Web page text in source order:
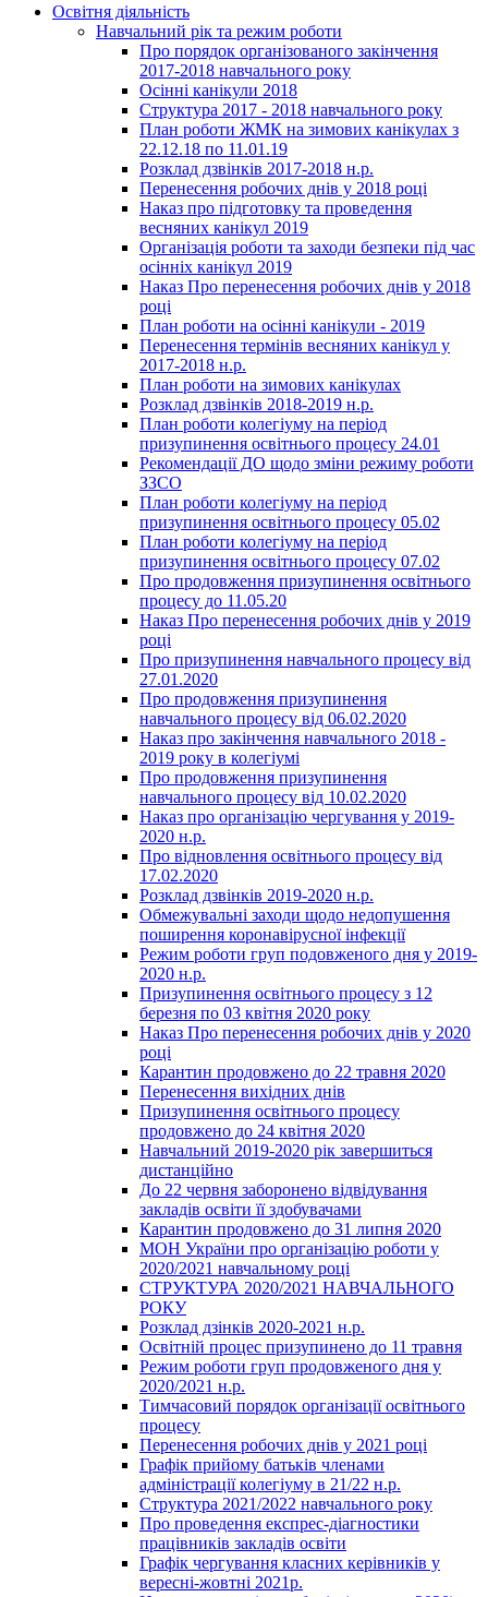
Освітня діяльність
Навчальний рік та режим роботи
Про порядок організованого закінчення
2017-2018 навчального року
Осінні канікули 2018
Структура 2017 - 2018 навчального року
План роботи ЖМК на зимових канікулах з
22.12.18 по 11.01.19
Розклад дзвінків 2017-2018 н.р.
Перенесення робочих днів у 2018 році
Наказ про підготовку та проведення
весняних канікул 2019
Організація роботи та заходи безпеки під час
осінніх канікул 2019
Наказ Про перенесення робочих днів у 2018
році
План роботи на осінні канікули - 2019
Перенесення термінів весняних канікул у
2017-2018 н.р.
План роботи на зимових канікулах
Розклад дзвінків 2018-2019 н.р.
План роботи колегіуму на період
призупинення освітнього процесу 24.01
Рекомендації ДО щодо зміни режиму роботи
ЗЗСО
План роботи колегіуму на період
призупинення освітнього процесу 05.02
План роботи колегіуму на період
призупинення освітнього процесу 07.02
Про продовження призупинення освітнього
процесу до 11.05.20
Наказ Про перенесення робочих днів у 2019
році
Про призупинення навчального процесу від
27.01.2020
Про продовження призупинення
навчального процесу від 06.02.2020
Наказ про закінчення навчального 2018 -
2019 року в колегіумі
Про продовження призупинення
навчального процесу від 10.02.2020
Наказ про організацію чергування у 2019-
2020 н.р.
Про відновлення освітнього процесу від
17.02.2020
Розклад дзвінків 2019-2020 н.р.
Обмежувальні заходи щодо недопушення
поширення коронавірусної інфекції
Режим роботи груп подовженого дня у 2019-
2020 н.р.
Призупинення освітнього процесу з 12
березня по 03 квітня 2020 року
Наказ Про перенесення робочих днів у 2020
році
Карантин продовжено до 22 травня 2020
Перенесення вихідних днів
Призупинення освітнього процесу
продовжено до 24 квітня 2020
Навчальний 2019-2020 рік завершиться
дистанційно
До 22 червня заборонено відвідування
закладів освіти її здобувачами
Карантин продовжено до 31 липня 2020
МОН України про організацію роботи у
2020/2021 навчальному році
СТРУКТУРА 2020/2021 НАВЧАЛЬНОГО
РОКУ
Розклад дзінків 2020-2021 н.р.
Освітній процес призупинено до 11 травня
Режим роботи груп продовженого дня у
2020/2021 н.р.
Тимчасовий порядок організації освітнього
процесу
Перенесення робочих днів у 2021 році
Графік прийому батьків членами
адміністрації колегіуму в 21/22 н.р.
Структура 2021/2022 навчального року
Про проведення експрес-діагностики
працівників закладів освіти
Графік чергування класних керівників у
вересні-жовтні 2021р.